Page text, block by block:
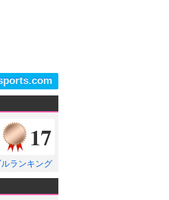
銀メダル 17
ランキング